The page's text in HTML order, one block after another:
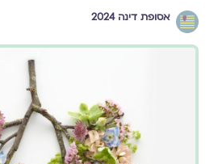
אסופת דינה 2024